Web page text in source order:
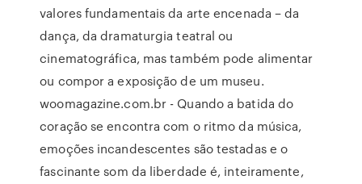
valores fundamentais da arte encenada – da
dança, da dramaturgia teatral ou
cinematográfica, mas também pode alimentar
ou compor a exposição de um museu.
woomagazine.com.br - Quando a batida do
coração se encontra com o ritmo da música,
emoções incandescentes são testadas e o
fascinante som da liberdade é, inteiramente,